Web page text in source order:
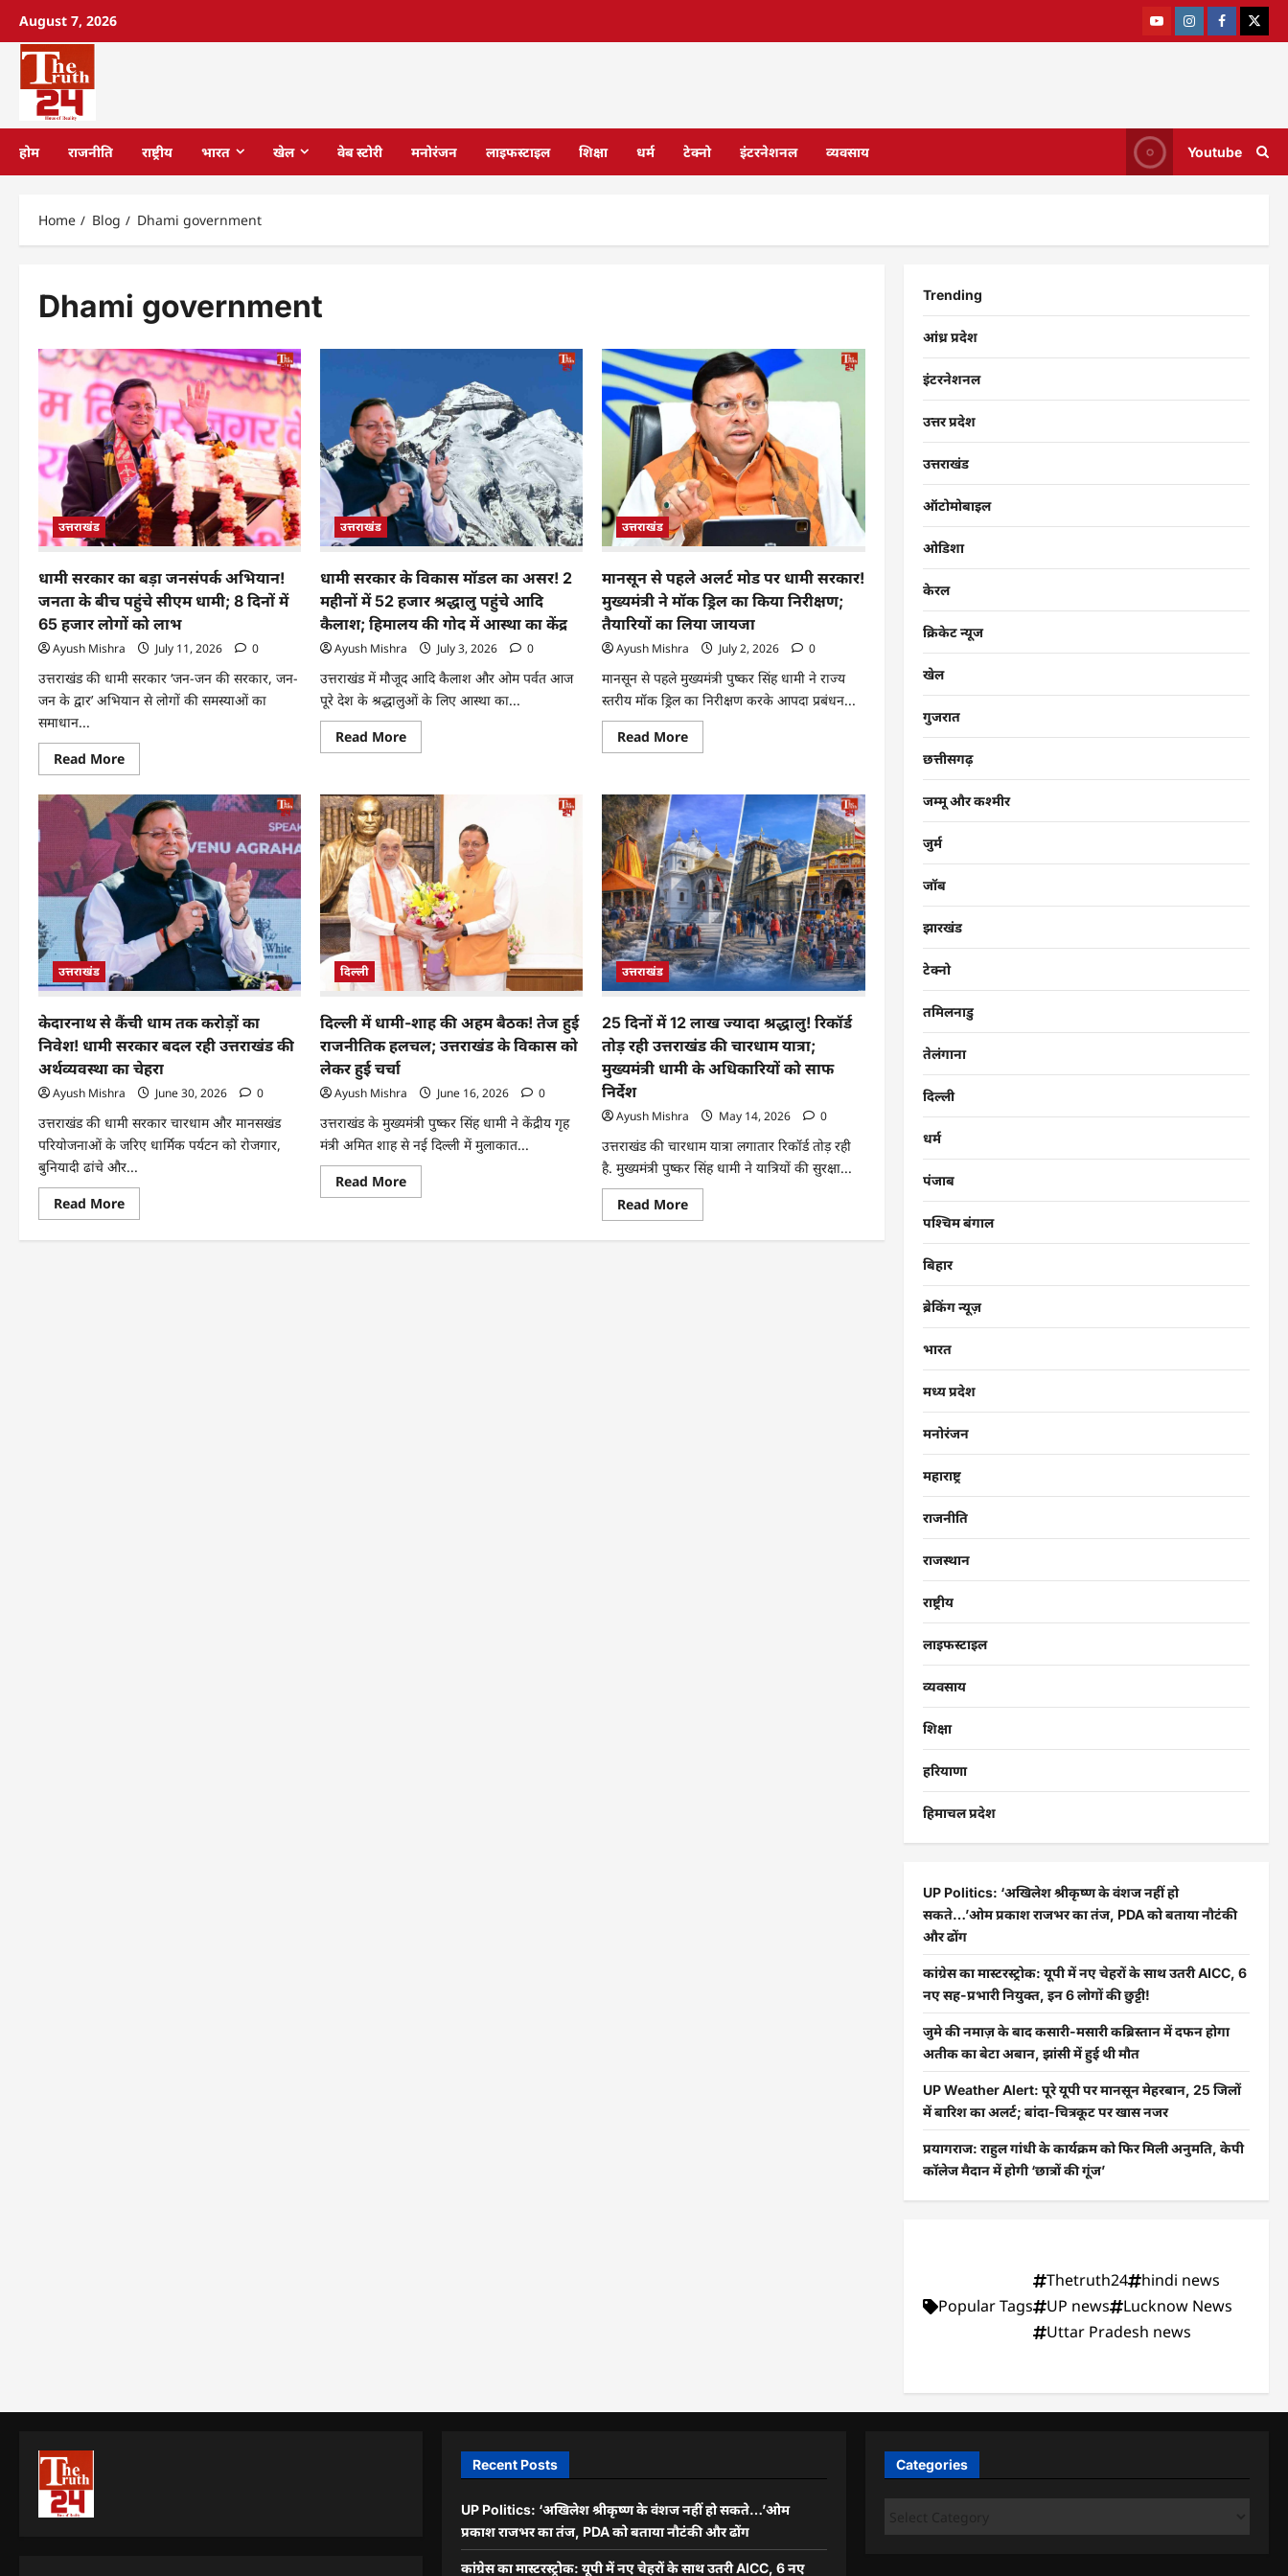
August 7, 2026
होम राजनीति राष्ट्रीय भारत खेल वेब स्टोरी मनोरंजन लाइफस्टाइल शिक्षा धर्म टेक्नो इंटरनेशनल व्यवसाय Youtube
Home Blog Dhami government
Dhami government
उत्तराखंड
धामी सरकार का बड़ा जनसंपर्क अभियान!
जनता के बीच पहुंचे सीएम धामी; 8 दिनों में
65 हजार लोगों को लाभ
Ayush Mishra July 11, 2026 0
उत्तराखंड की धामी सरकार ‘जन-जन की सरकार, जन-
जन के द्वार’ अभियान से लोगों की समस्याओं का
समाधान...
Read More
उत्तराखंड
धामी सरकार के विकास मॉडल का असर! 2
महीनों में 52 हजार श्रद्धालु पहुंचे आदि
कैलाश; हिमालय की गोद में आस्था का केंद्र
Ayush Mishra July 3, 2026 0
उत्तराखंड में मौजूद आदि कैलाश और ओम पर्वत आज
पूरे देश के श्रद्धालुओं के लिए आस्था का...
Read More
उत्तराखंड
मानसून से पहले अलर्ट मोड पर धामी सरकार!
मुख्यमंत्री ने मॉक ड्रिल का किया निरीक्षण;
तैयारियों का लिया जायजा
Ayush Mishra July 2, 2026 0
मानसून से पहले मुख्यमंत्री पुष्कर सिंह धामी ने राज्य
स्तरीय मॉक ड्रिल का निरीक्षण करके आपदा प्रबंधन...
Read More
उत्तराखंड
केदारनाथ से कैंची धाम तक करोड़ों का
निवेश! धामी सरकार बदल रही उत्तराखंड की
अर्थव्यवस्था का चेहरा
Ayush Mishra June 30, 2026 0
उत्तराखंड की धामी सरकार चारधाम और मानसखंड
परियोजनाओं के जरिए धार्मिक पर्यटन को रोजगार,
बुनियादी ढांचे और...
Read More
दिल्ली
दिल्ली में धामी-शाह की अहम बैठक! तेज हुई
राजनीतिक हलचल; उत्तराखंड के विकास को
लेकर हुई चर्चा
Ayush Mishra June 16, 2026 0
उत्तराखंड के मुख्यमंत्री पुष्कर सिंह धामी ने केंद्रीय गृह
मंत्री अमित शाह से नई दिल्ली में मुलाकात...
Read More
उत्तराखंड
25 दिनों में 12 लाख ज्यादा श्रद्धालु! रिकॉर्ड
तोड़ रही उत्तराखंड की चारधाम यात्रा;
मुख्यमंत्री धामी के अधिकारियों को साफ
निर्देश
Ayush Mishra May 14, 2026 0
उत्तराखंड की चारधाम यात्रा लगातार रिकॉर्ड तोड़ रही
है. मुख्यमंत्री पुष्कर सिंह धामी ने यात्रियों की सुरक्षा...
Read More
Trending
आंध्र प्रदेश
इंटरनेशनल
उत्तर प्रदेश
उत्तराखंड
ऑटोमोबाइल
ओडिशा
केरल
क्रिकेट न्यूज
खेल
गुजरात
छत्तीसगढ़
जम्मू और कश्मीर
जुर्म
जॉब
झारखंड
टेक्नो
तमिलनाडु
तेलंगाना
दिल्ली
धर्म
पंजाब
पश्चिम बंगाल
बिहार
ब्रेकिंग न्यूज़
भारत
मध्य प्रदेश
मनोरंजन
महाराष्ट्र
राजनीति
राजस्थान
राष्ट्रीय
लाइफस्टाइल
व्यवसाय
शिक्षा
हरियाणा
हिमाचल प्रदेश
UP Politics: ‘अखिलेश श्रीकृष्ण के वंशज नहीं हो
सकते…’ओम प्रकाश राजभर का तंज, PDA को बताया नौटंकी
और ढोंग
कांग्रेस का मास्टरस्ट्रोक: यूपी में नए चेहरों के साथ उतरी AICC, 6
नए सह-प्रभारी नियुक्त, इन 6 लोगों की छुट्टी!
जुमे की नमाज़ के बाद कसारी-मसारी कब्रिस्तान में दफन होगा
अतीक का बेटा अबान, झांसी में हुई थी मौत
UP Weather Alert: पूरे यूपी पर मानसून मेहरबान, 25 जिलों
में बारिश का अलर्ट; बांदा-चित्रकूट पर खास नजर
प्रयागराज: राहुल गांधी के कार्यक्रम को फिर मिली अनुमति, केपी
कॉलेज मैदान में होगी ‘छात्रों की गूंज’
Popular Tags
Thetruth24
hindi news
UP news
Lucknow News
Uttar Pradesh news
Recent Posts
UP Politics: ‘अखिलेश श्रीकृष्ण के वंशज नहीं हो सकते…’ओम
प्रकाश राजभर का तंज, PDA को बताया नौटंकी और ढोंग
कांग्रेस का मास्टरस्ट्रोक: यूपी में नए चेहरों के साथ उतरी AICC, 6 नए
Categories